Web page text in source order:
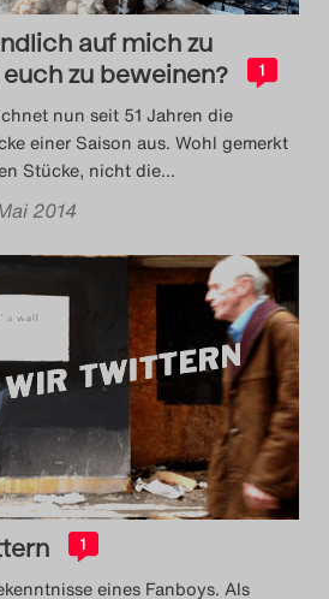
auf mich zu
zu beweinen?
1
nun seit 51 Jahren die
einer Saison aus. Wohl gemerkt
Stücke, nicht die…
2014
1
eines Fanboys. Als